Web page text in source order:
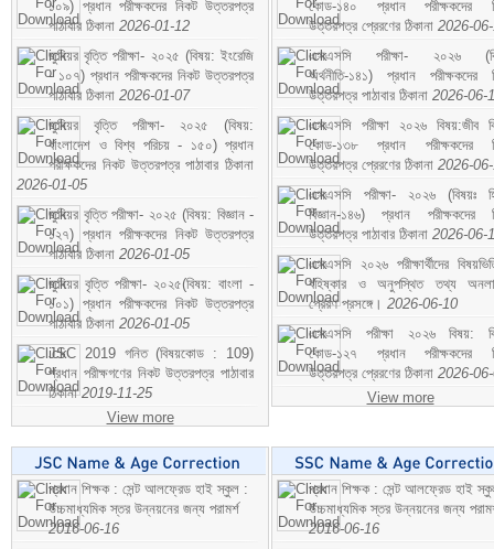
১০৯) প্রধান পরীক্ষকদের নিকট উত্তরপত্র
পাঠাবার ঠিকানা 2026-01-12
জুনিয়র বৃত্তি পরীক্ষা- ২০২৫ (বিষয়: ইংরেজি
- ১০৭) প্রধান পরীক্ষকদের নিকট উত্তরপত্র
পাঠাবার ঠিকানা 2026-01-07
জুনিয়র বৃত্তি পরীক্ষা- ২০২৫ (বিষয়:
বাংলাদেশ ও বিশ্ব পরিচয় - ১৫০) প্রধান
পরীক্ষকদের নিকট উত্তরপত্র পাঠাবার ঠিকানা
2026-01-05
জুনিয়র বৃত্তি পরীক্ষা- ২০২৫ (বিষয়: বিজ্ঞান -
১২৭) প্রধান পরীক্ষকদের নিকট উত্তরপত্র
পাঠাবার ঠিকানা 2026-01-05
জুনিয়র বৃত্তি পরীক্ষা- ২০২৫(বিষয়: বাংলা -
১০১) প্রধান পরীক্ষকদের নিকট উত্তরপত্র
পাঠাবার ঠিকানা 2026-01-05
JSC 2019 গনিত (বিষয়কোড : 109)
প্রধান পরীক্ষগণের নিকট উত্তরপত্র পাঠাবার
ঠিকানা2019-11-25
View more
কোড-১৪০ প্রধান পরীক্ষকদের
উত্তরপত্র প্রেরণের ঠিকানা 2026-
এসএসসি পরীক্ষা- ২০২৬
অর্থনীতি-১৪১) প্রধান পরীক্ষকদের
উত্তরপত্র পাঠাবার ঠিকানা 2026-06-
এসএসসি পরীক্ষা ২০২৬ বিষয়:জীব
কোড-১৩৮ প্রধান পরীক্ষকদের
উত্তরপত্র প্রেরণের ঠিকানা 2026-
এসএসসি পরীক্ষা- ২০২৬ (বিষয়ঃ
বিজ্ঞান-১৪৬) প্রধান পরীক্ষকদের
উত্তরপত্র পাঠাবার ঠিকানা 2026-06-
এসএসসি ২০২৬ পরীক্ষার্থীদের
বহিষ্কার ও অনুপস্থিত তথ্য
প্রেরণ প্রসঙ্গে। 2026-06-10
এসএসসি পরীক্ষা ২০২৬ বিষয়:
কোড-১২৭ প্রধান পরীক্ষকদের
উত্তরপত্র প্রেরণের ঠিকানা 2026-
View more
প্রধান শিক্ষক : সেন্ট আলফ্রেড হাই স্কুল :
উচ্চমাধ্যমিক স্তর উন্নয়নের জন্য পরামর্শ
2016-06-16
প্রধান শিক্ষক : সেন্ট আলফ্রেড হাই
উচ্চমাধ্যমিক স্তর উন্নয়নের জন্য
2016-06-16